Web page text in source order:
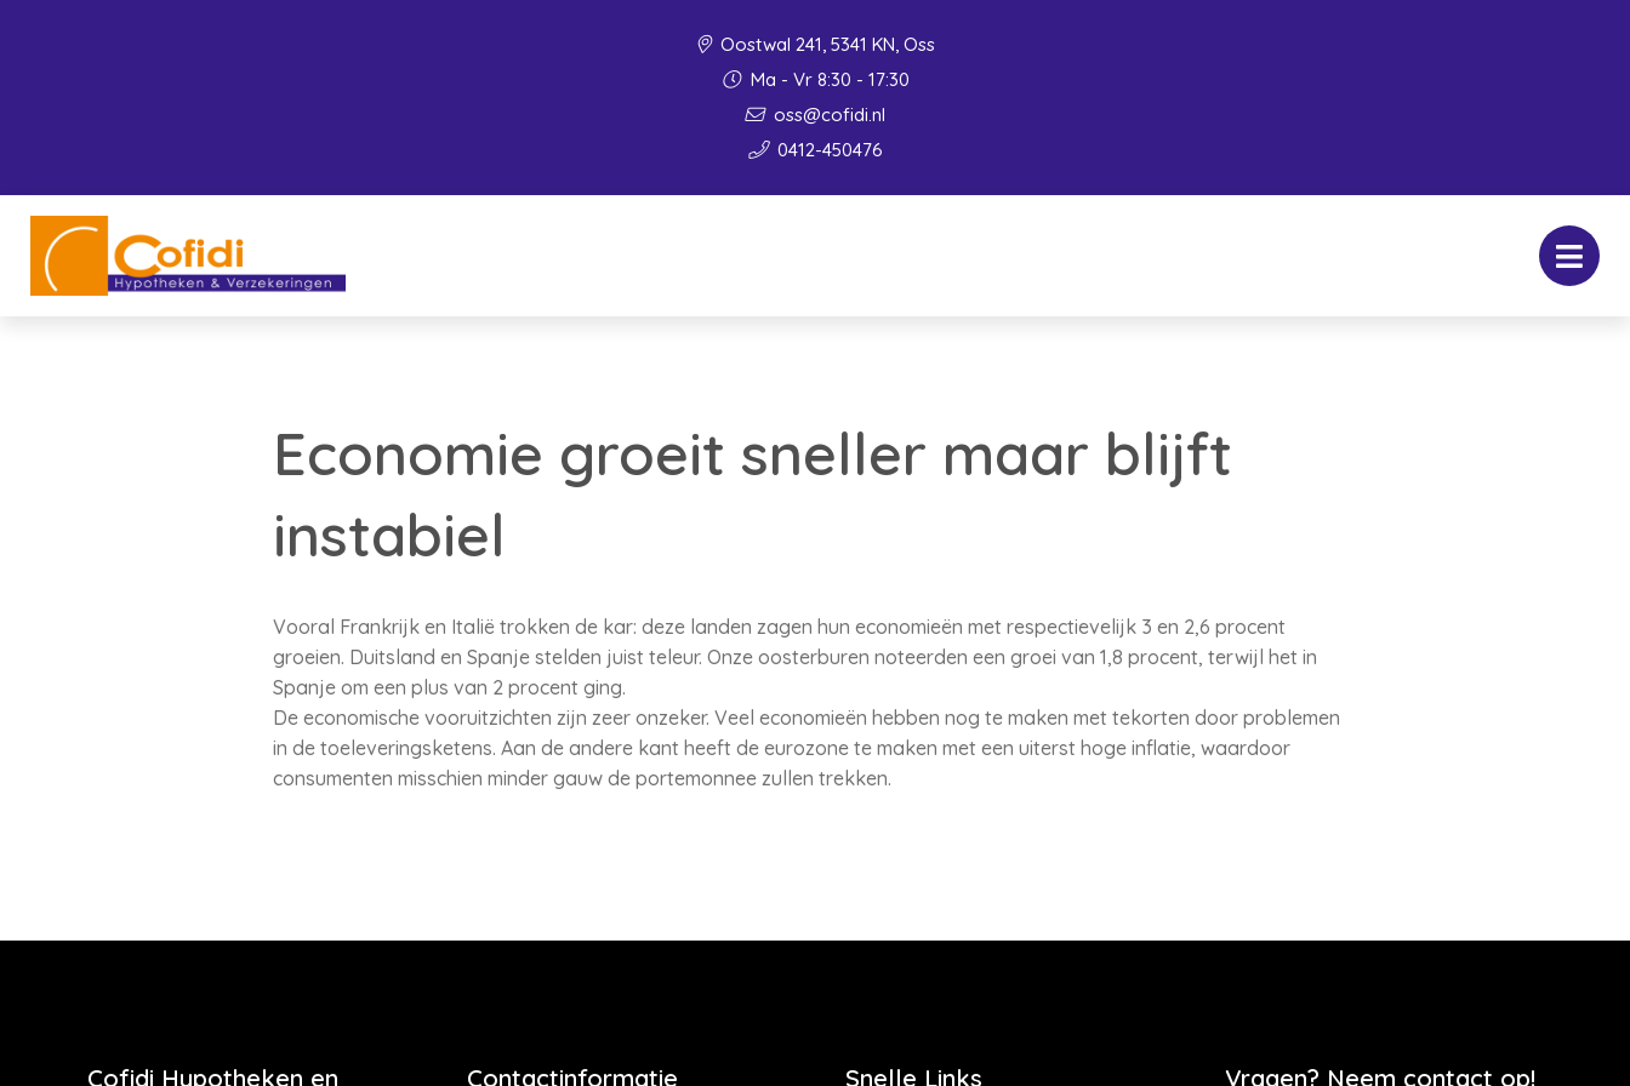
Oostwal 241, 5341 KN, Oss
Ma - Vr 8:30 - 17:30
oss@cofidi.nl
0412-450476
Economie groeit sneller maar blijft
instabiel
Vooral Frankrijk en Italië trokken de kar: deze landen zagen hun economieën met respectievelijk 3 en 2,6 procent
groeien. Duitsland en Spanje stelden juist teleur. Onze oosterburen noteerden een groei van 1,8 procent, terwijl het in
Spanje om een plus van 2 procent ging.
De economische vooruitzichten zijn zeer onzeker. Veel economieën hebben nog te maken met tekorten door problemen
in de toeleveringsketens. Aan de andere kant heeft de eurozone te maken met een uiterst hoge inflatie, waardoor
consumenten misschien minder gauw de portemonnee zullen trekken.
Cofidi Hypotheken en Contactinformatie Snelle Links Vragen? Neem contact op!